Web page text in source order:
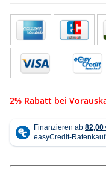
2% Rabatt bei